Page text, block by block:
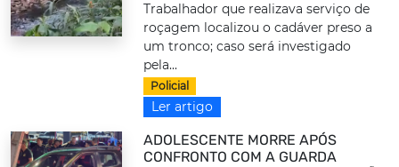
Trabalhador que realizava serviço de
roçagem localizou o cadáver preso a
um tronco; caso será investigado
pela...
Policial
Ler artigo
ADOLESCENTE MORRE APÓS
CONFRONTO COM A GUARDA